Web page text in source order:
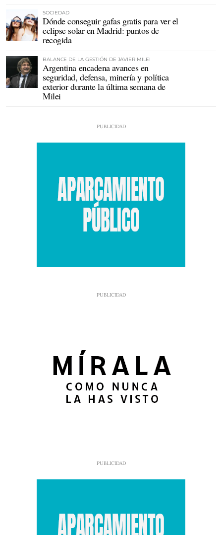
SOCIEDAD
Dónde conseguir gafas gratis para ver el
eclipse solar en Madrid: puntos de
recogida
BALANCE DE LA GESTIÓN DE JAVIER MILEI
Argentina encadena avances en
seguridad, defensa, minería y política
exterior durante la última semana de
Milei